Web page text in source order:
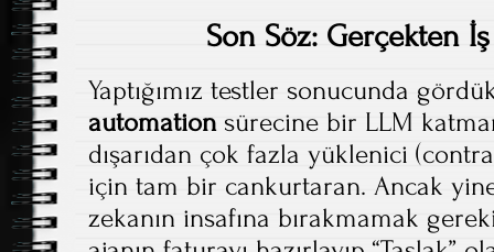
Son Söz: Gerçekten
Yaptığımız testler sonucunda
automationsürecine bir LLM
dışarıdan çok fazla yüklenici
için tam bir cankurtaran. Ancak
zekanın insafına bırakmamak